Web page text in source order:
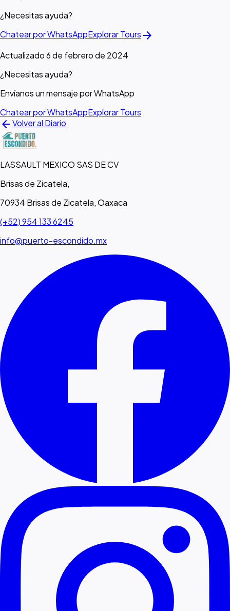
¿Necesitas ayuda?
Chatear por WhatsAppExplorar Tours arrow_forward
Actualizado 6 de febrero de 2024
¿Necesitas ayuda?
Envíanos un mensaje por WhatsApp
Chatear por WhatsAppExplorar Tours
arrow_backVolver al Diario
LASSAULT MEXICO SAS DE CV
Brisas de Zicatela,
70934 Brisas de Zicatela, Oaxaca
(+52) 954 133 6245
info@puerto-escondido.mx